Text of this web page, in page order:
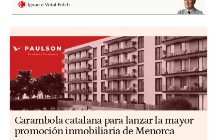
Ignacio Vidal-Folch
Carambola catalana para lanzar la mayor
promoción inmobiliaria de Menorca